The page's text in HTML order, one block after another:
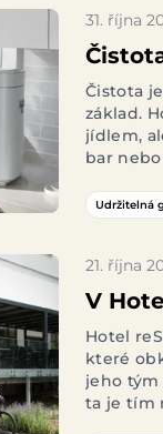
31. října
dobré
bez
Čistota
základ.
jídlem,
bar
čistoty
pěkný
Udržitelná
21. října
V
Hotel
které
jeho tým
ta je tím